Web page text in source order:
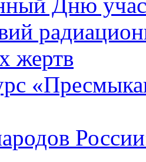
Дню
жертв